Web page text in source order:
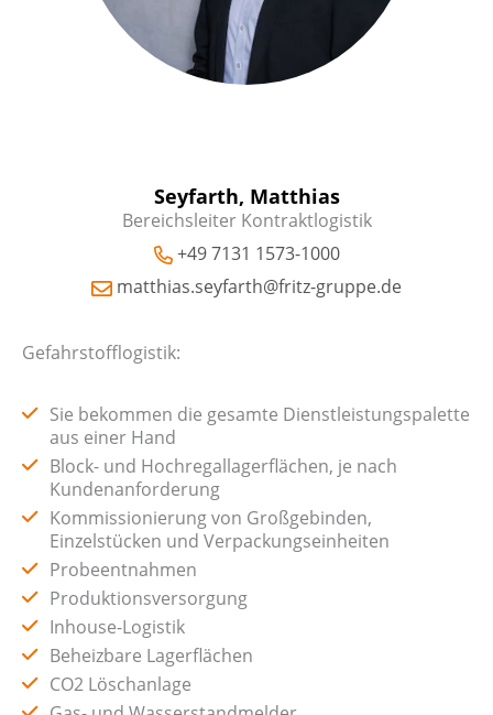
Seyfarth, Matthias
Bereichsleiter Kontraktlogistik
+49 7131 1573-1000
matthias.seyfarth@fritz-gruppe.de
Gefahrstofflogistik:
Sie bekommen die gesamte Dienstleistungspalette
aus einer Hand
Block- und Hochregallagerflächen, je nach
Kundenanforderung
Kommissionierung von Großgebinden,
Einzelstücken und Verpackungseinheiten
Probeentnahmen
Produktionsversorgung
Inhouse-Logistik
Beheizbare Lagerflächen
CO2 Löschanlage